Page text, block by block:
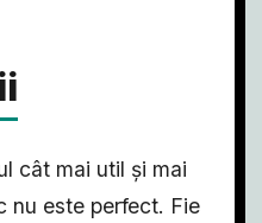
cât mai util și mai
nu este perfect. Fie